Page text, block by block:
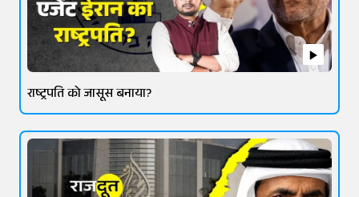
राष्ट्रपति को जासूस बनाया?